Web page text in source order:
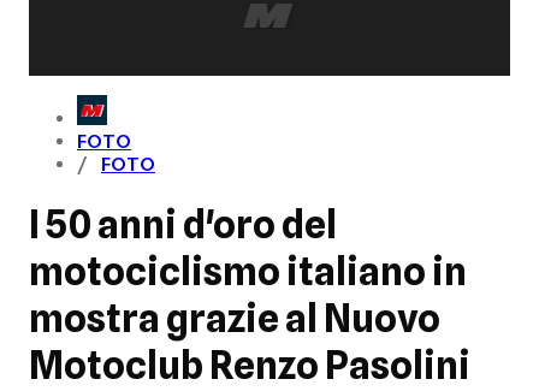
FOTO
FOTO
I 50 anni d'oro del
motociclismo italiano in
mostra grazie al Nuovo
Motoclub Renzo Pasolini